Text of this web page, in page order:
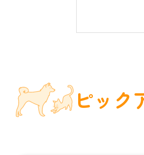
ピック